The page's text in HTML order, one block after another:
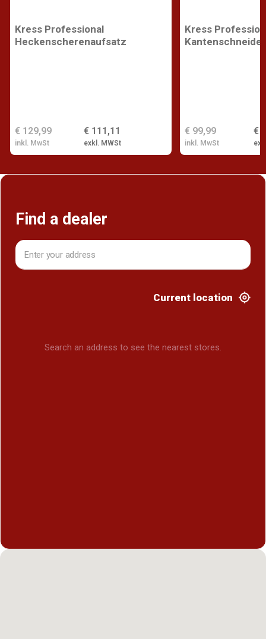
Kress Professional
Heckenscherenaufsatz
€ 111,11
exkl. MWSt
€ 129,99
inkl. MwSt
Kress
€
€ 99,99
inkl. MwSt
Find a dealer
Current location
Search an address to see the nearest stores.